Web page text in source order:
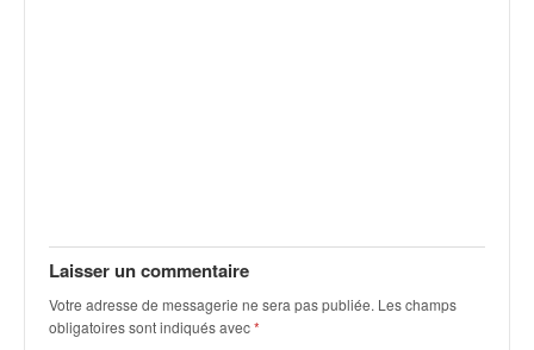
Laisser un commentaire
Votre adresse de messagerie ne sera pas publiée. Les champs
obligatoires sont indiqués avec*